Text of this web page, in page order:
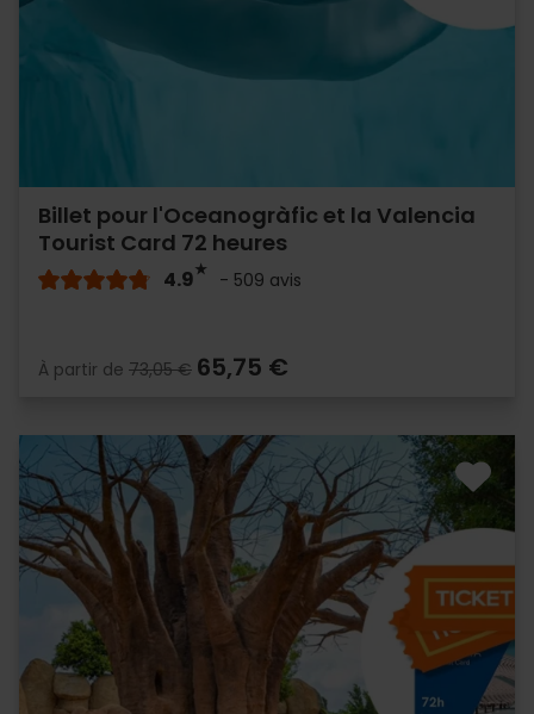
Billet pour l'Oceanogràfic et la Valencia
Tourist Card 72 heures
4.9 - 509 avis
À partir de 73,05 € 65,75 €